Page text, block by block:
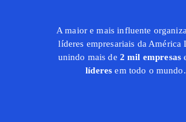
A maior e mais influente
líderes empresariais da América
unindo mais de 2 mil empresas
líderes em todo o mundo.